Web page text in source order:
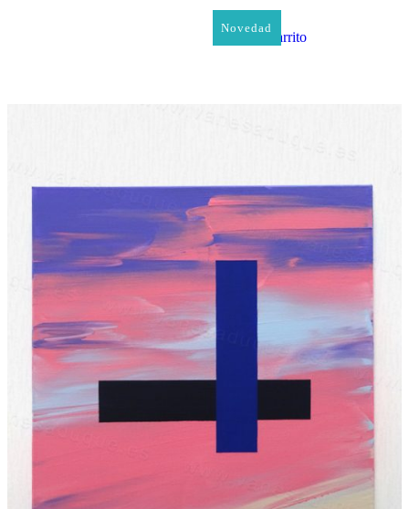
Novedad
Añadir al carrito